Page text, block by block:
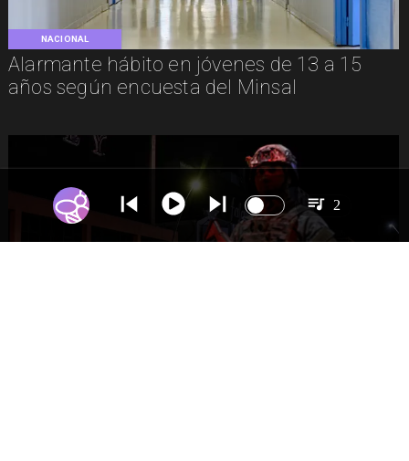
NACIONAL
Alarmante hábito en jóvenes de 13 a 15
años según encuesta del Minsal
2